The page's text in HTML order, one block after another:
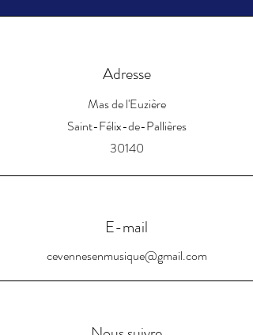
Adresse
Mas de l'Euzière
Saint-Félix-de-Pallières
30140
E-mail
cevennesenmusique@gmail.com